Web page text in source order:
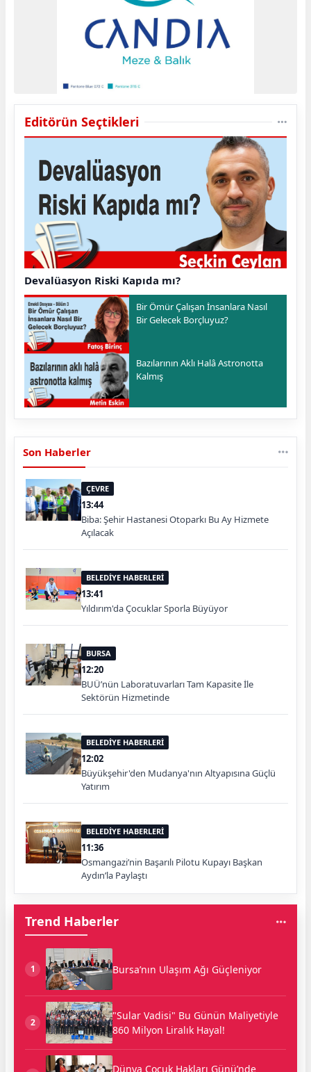
Editörün Seçtikleri
Devalüasyon Riski Kapıda mı?
Bir Ömür Çalışan İnsanlara Nasıl
Bir Gelecek Borçluyuz?
Bazılarının Aklı Halâ Astronotta
Kalmış
Son Haberler
ÇEVRE
13:44
Biba: Şehir Hastanesi Otoparkı Bu Ay Hizmete
Açılacak
BELEDİYE HABERLERİ
13:41
Yıldırım'da Çocuklar Sporla Büyüyor
BURSA
12:20
BUÜ’nün Laboratuvarları Tam Kapasite İle
Sektörün Hizmetinde
BELEDİYE HABERLERİ
12:02
Büyükşehir'den Mudanya'nın Altyapısına Güçlü
Yatırım
BELEDİYE HABERLERİ
11:36
Osmangazi’nin Başarılı Pilotu Kupayı Başkan
Aydın’la Paylaştı
Trend Haberler
1 Bursa’nın Ulaşım Ağı Güçleniyor
2
"Sular Vadisi" Bu Günün Maliyetiyle
860 Milyon Liralık Hayal!
Dünya Çocuk Hakları Günü’nde